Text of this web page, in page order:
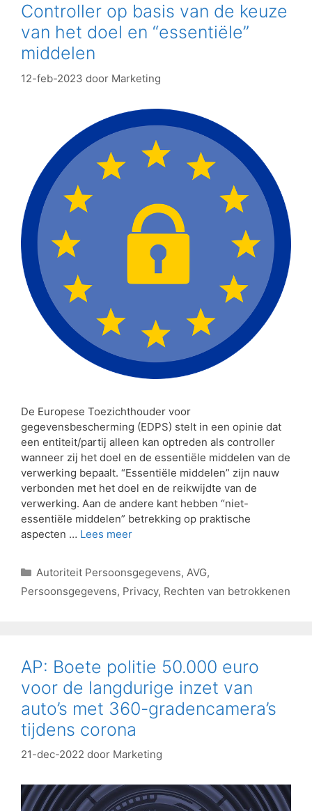
Controller op basis van de keuze
van het doel en “essentiële”
middelen
12-feb-2023 door Marketing
De Europese Toezichthouder voor
gegevensbescherming (EDPS) stelt in een opinie dat
een entiteit/partij alleen kan optreden als controller
wanneer zij het doel en de essentiële middelen van de
verwerking bepaalt. “Essentiële middelen” zijn nauw
verbonden met het doel en de reikwijdte van de
verwerking. Aan de andere kant hebben “niet-
essentiële middelen” betrekking op praktische
aspecten … Lees meer
Autoriteit Persoonsgegevens, AVG,
Persoonsgegevens, Privacy, Rechten van betrokkenen
AP: Boete politie 50.000 euro
voor de langdurige inzet van
auto’s met 360-gradencamera’s
tijdens corona
21-dec-2022 door Marketing